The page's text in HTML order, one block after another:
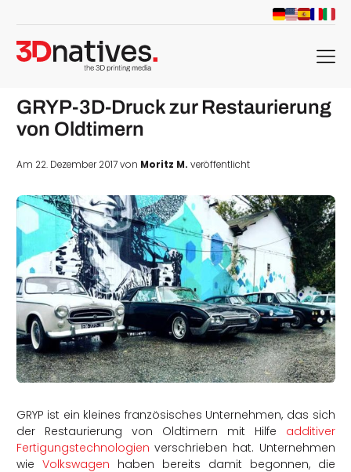
menu
GRYP-3D-Druck zur Restaurierung
von Oldtimern
Am 22. Dezember 2017 von Moritz M. veröffentlicht
GRYP ist ein kleines französisches Unternehmen, das sich
der Restaurierung von Oldtimern mit Hilfe additiver
Fertigungstechnologien verschrieben hat. Unternehmen
wie Volkswagen haben bereits damit begonnen, die